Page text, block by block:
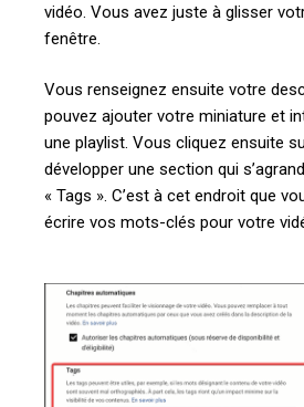
vidéo. Vous avez juste à glisser
fenêtre.
Vous renseignez ensuite votre
pouvez ajouter votre miniature et
une playlist. Vous cliquez ensuite
développer une section qui
« Tags ». C’est à cet endroit que
écrire vos mots-clés pour votre